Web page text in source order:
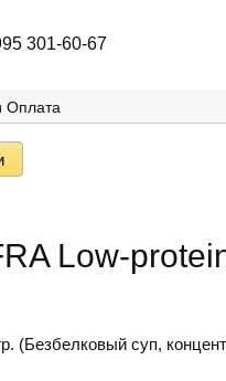
301-60-67
Оплата
Low-
(Безбелковый суп,